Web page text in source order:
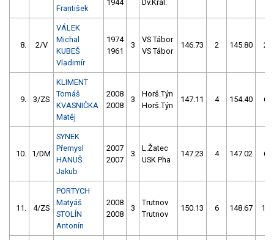
František
1944 Dv.Král.
8. 2/V
VÁLEK
Michal
KUBEŠ
Vladimír
1974
1961
3
VS Tábor
VS Tábor
146.73 2 145.80 2
9. 3/ZS
KLIMENT
Tomáš
KVASNIČKA
Matěj
2008
2008
3
Horš.Týn
Horš.Týn
147.11 4 154.40 6
10. 1/DM
SYNEK
Přemysl
HANUŠ
Jakub
2007
2007
3
L.Žatec
USK Pha
147.23 4 147.02 6
11. 4/ZS
PORTYCH
Matyáš
STOLÍN
Antonín
2008
2008
3
Trutnov
Trutnov
150.13 6 148.67 12